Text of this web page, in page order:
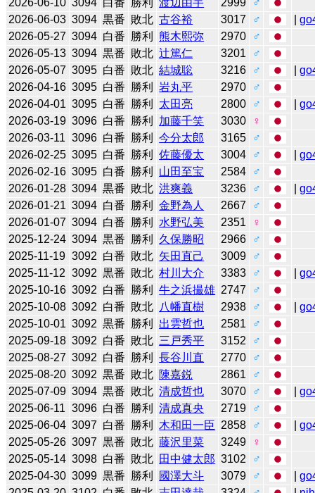
2026-06-03 3094 黒番 敗北 古谷裕 3017 ♂ |
2026-05-27 3094 白番 勝利 熊木熙弥 2970
♂
2026-05-13 3094 黒番 敗北 辻󠄀篤仁 3201
♂
2026-05-07 3095 白番 敗北 結城聡 3216 ♂ |
2026-04-16 3095 白番 勝利 岩丸平 2970
♂
2026-04-01 3095 白番 勝利 太田亮 2800 ♂ |
2026-03-19 3096 白番 勝利 加藤千笑 3030
♀
2026-03-11 3096 白番 勝利 今分太郎 3165
♂
2026-02-25 3095 白番 勝利 佐藤優太 3004 ♂ |
2026-02-16 3095 白番 勝利 山田至宝 2584
♂
2026-01-28 3094 黒番 敗北 洪爽義 3236 ♂ |
2026-01-21 3094 白番 勝利 金野為人 2667
♂
2026-01-07 3094 白番 勝利 水野弘美 2351
♀
2025-12-24 3094 黒番 勝利 久保勝昭 2966
♂
2025-11-19 3092 白番 敗北 矢田直己 3009
♂
2025-11-12 3092 黒番 敗北 村川大介 3383 ♂ |
2025-10-16 3092 白番 勝利 牛之浜撮雄 2747
♂
2025-10-08 3092 白番 敗北 八幡直樹 2938 ♂ |
2025-10-01 3092 黒番 勝利 出雲哲也 2581
♂
2025-09-18 3092 白番 敗北 三戸秀平 3152
♂
2025-08-27 3092 白番 勝利 長谷川直 2770
♂
2025-08-20 3092 黒番 敗北 陳嘉鋭 2861
♂
2025-07-09 3094 黒番 敗北 清成哲也 3070 ♂ |
2025-06-11 3096 白番 勝利 清成真央 2719
♂
2025-06-04 3097 白番 勝利 木和田一臣 2858 ♂ |
2025-05-26 3097 黒番 敗北 藤沢里菜 3249
♀
2025-05-14 3098 白番 敗北 田中健太郎 3102
♂
2025-04-30 3099 黒番 勝利 國澤大斗 3079 ♂ |